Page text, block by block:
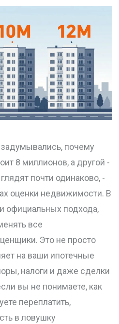
почему
8 миллионов, а другой -
почти одинаково, -
оценки недвижимости. В
официальных подхода,
все
Это не просто
на ваши ипотечные
налоги и даже сделки
вы не понимаете, как
переплатить,
в ловушку